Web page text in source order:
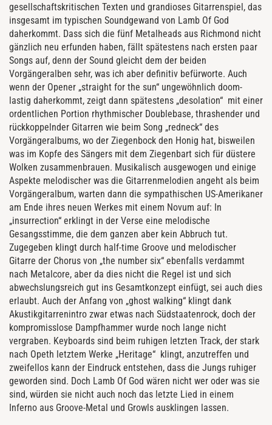
gesellschaftskritischen Texten und grandioses Gitarrenspiel, das
insgesamt im typischen Soundgewand von Lamb Of God
daherkommt. Dass sich die fünf Metalheads aus Richmond nicht
gänzlich neu erfunden haben, fällt spätestens nach ersten paar
Songs auf, denn der Sound gleicht dem der beiden
Vorgängeralben sehr, was ich aber definitiv befürworte. Auch
wenn der Opener „straight for the sun“ ungewöhnlich doom-
lastig daherkommt, zeigt dann spätestens „desolation“ mit einer
ordentlichen Portion rhythmischer Doublebase, thrashender und
rückkoppelnder Gitarren wie beim Song „redneck“ des
Vorgängeralbums, wo der Ziegenbock den Honig hat, bisweilen
was im Kopfe des Sängers mit dem Ziegenbart sich für düstere
Wolken zusammenbrauen. Musikalisch ausgewogen und einige
Aspekte melodischer was die Gitarrenmelodien angeht als beim
Vorgängeralbum, warten dann die sympathischen US-Amerikaner
am Ende ihres neuen Werkes mit einem Novum auf: In
„insurrection“ erklingt in der Verse eine melodische
Gesangsstimme, die dem ganzen aber kein Abbruch tut.
Zugegeben klingt durch half-time Groove und melodischer
Gitarre der Chorus von „the number six“ ebenfalls verdammt
nach Metalcore, aber da dies nicht die Regel ist und sich
abwechslungsreich gut ins Gesamtkonzept einfügt, sei auch dies
erlaubt. Auch der Anfang von „ghost walking“ klingt dank
Akustikgitarrenintro zwar etwas nach Südstaatenrock, doch der
kompromisslose Dampfhammer wurde noch lange nicht
vergraben. Keyboards sind beim ruhigen letzten Track, der stark
nach Opeth letztem Werke „Heritage“ klingt, anzutreffen und
zweifellos kann der Eindruck entstehen, dass die Jungs ruhiger
geworden sind. Doch Lamb Of God wären nicht wer oder was sie
sind, würden sie nicht auch noch das letzte Lied in einem
Inferno aus Groove-Metal und Growls ausklingen lassen.